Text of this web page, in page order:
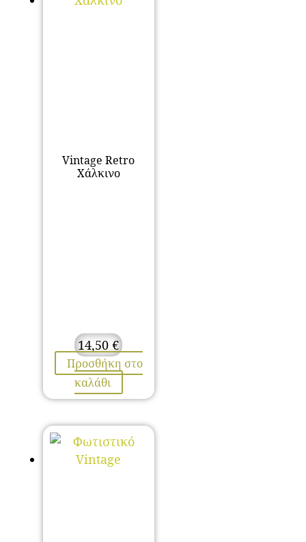
Vintage Retro
Χάλκινο
14,50€
Προσθήκη στο
καλάθι